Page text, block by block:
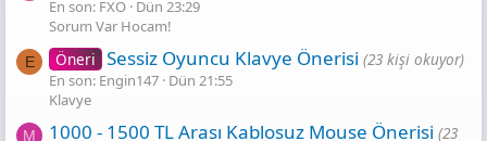
En son: FXO Dün 23:29
Sorum Var Hocam!
E Öneri Sessiz Oyuncu Klavye Önerisi (23 kişi okuyor)
En son: Engin147 Dün 21:55
Klavye
M 1000 - 1500 TL Arası Kablosuz Mouse Önerisi (23